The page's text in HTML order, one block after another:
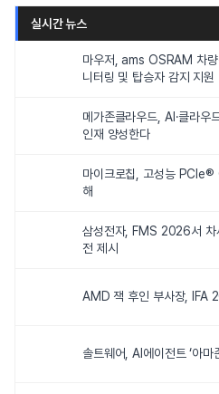
실시간 뉴스
마우저, ams OSRAM 차량
니터링 및 탑승자 감지 지원
메가존클라우드, AI·클라우
인재 양성한다
마이크로칩, 고성능
해
삼성전자, FMS 2026서 차
전 제시
AMD 잭 후인 부사장, IFA
솔트웨어, AI에이전트 ‘아마